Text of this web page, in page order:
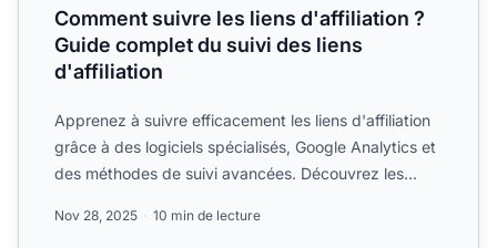
Comment suivre les liens d'affiliation ?
Guide complet du suivi des liens
d'affiliation
Apprenez à suivre efficacement les liens d'affiliation
grâce à des logiciels spécialisés, Google Analytics et
des méthodes de suivi avancées. Découvrez les
Nov 28, 2025 10 min de lecture